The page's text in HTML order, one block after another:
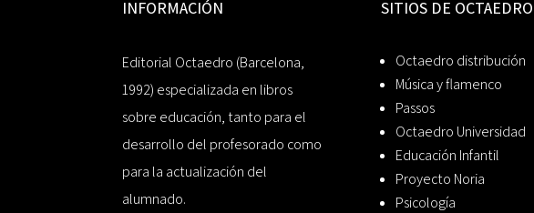
INFORMACIÓN
Editorial Octaedro (Barcelona,
1992) especializada en libros
sobre educación, tanto para el
desarrollo del profesorado como
para la actualización del
alumnado.
SITIOS DE OCTAEDRO
Octaedro distribución
Música y flamenco
Passos
Octaedro Universidad
Educación Infantil
Proyecto Noria
Psicología